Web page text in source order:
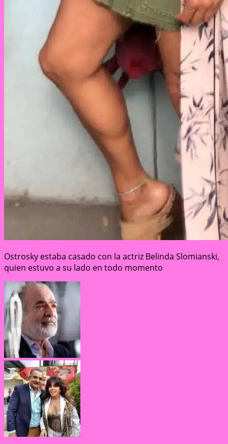
Ostrosky estaba casado con la actriz Belinda Slomianski,
quien estuvo a su lado en todo momento